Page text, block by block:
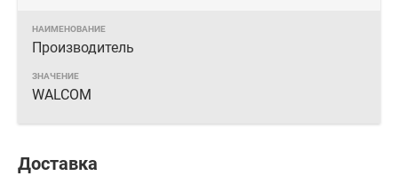
Производитель
WALCOM
Доставка